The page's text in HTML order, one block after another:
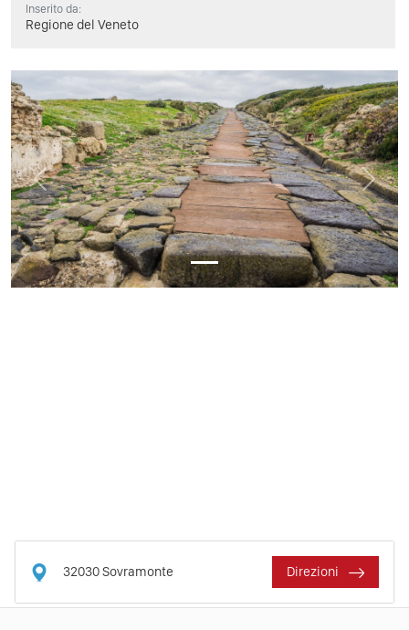
Inserito da:
Regione del Veneto
Previous Next
32030Sovramonte Direzioni